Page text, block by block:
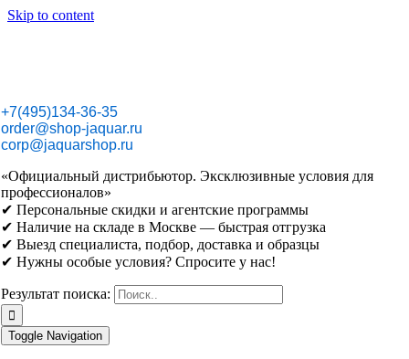
Skip to content
+7(495)134-36-35
order@shop-jaquar.ru
corp@jaquarshop.ru
«Официальный дистрибьютор. Эксклюзивные условия для
профессионалов»
✔ Персональные скидки и агентские программы
✔ Наличие на складе в Москве — быстрая отгрузка
✔ Выезд специалиста, подбор, доставка и образцы
✔ Нужны особые условия? Спросите у нас!
Результат поиска:
Toggle Navigation